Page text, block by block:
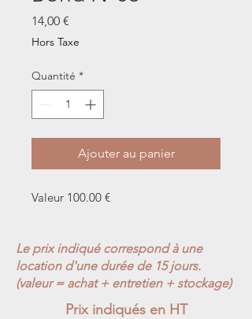
14,00 €
Hors Taxe
Quantité *
Ajouter au panier
Valeur 100.00 €
Le prix indiqué correspond à une
location d'une durée de 15 jours.
(valeur = achat + entretien + stockage)
Prix indiqués en HT